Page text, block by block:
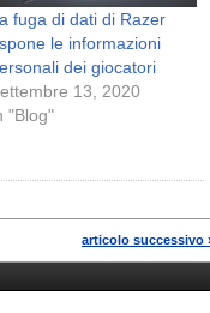
fuga di dati di Razer
le informazioni
dei giocatori
13, 2020
"Blog"
articolo successivo